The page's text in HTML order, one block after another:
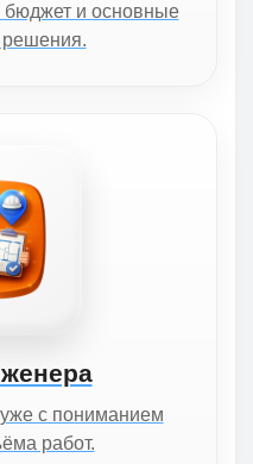
бюджет и основные
решения.
с пониманием
работ.